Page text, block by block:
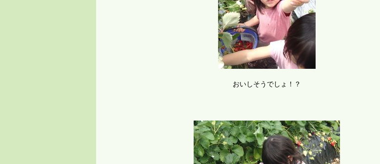
おいしそうでしょ！？